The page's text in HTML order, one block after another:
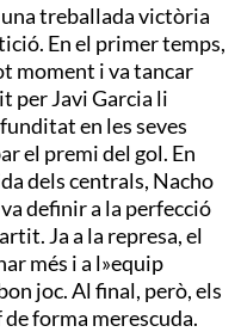
treballada victòria
En el primer temps,
moment i va tancar
per Javi Garcia li
en les seves
el premi del gol. En
dels centrals, Nacho
definir a la perfecció
Ja a la represa, el
més i a l»equip
joc. Al final, però, els
forma merescuda.